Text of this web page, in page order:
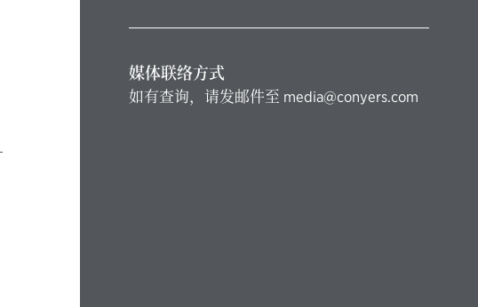
媒体联络方式
如有查询，请发邮件至 media@conyers.com